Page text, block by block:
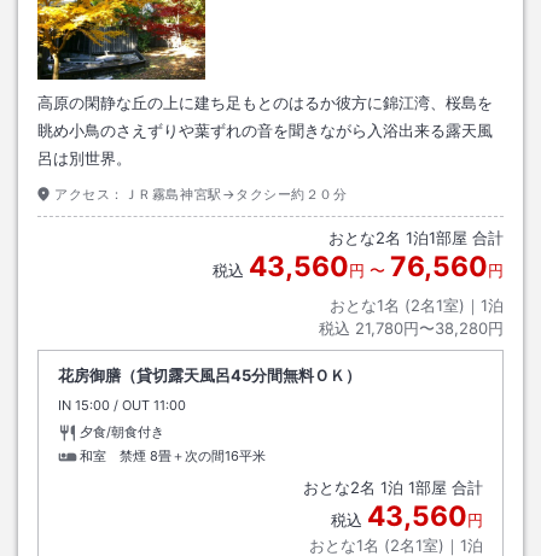
高原の閑静な丘の上に建ち足もとのはるか彼方に錦江湾、桜島を
眺め小鳥のさえずりや葉ずれの音を聞きながら入浴出来る露天風
呂は別世界。
アクセス： ＪＲ霧島神宮駅→タクシー約２０分
おとな2名 1泊1部屋 合計
税込 43,560円 〜 76,560円
おとな1名 (2名1室)｜ 1泊
税込 21,780円〜38,280円
花房御膳（貸切露天風呂45分間無料ＯＫ）
IN チェックイン
15:00 / OUT チェックアウト
11:00
夕食/朝食付き
和室 禁煙 8畳＋次の間16平米
おとな2名 1泊 1部屋 合計
税込 43,560円
おとな1名 (2名1室)｜ 1泊